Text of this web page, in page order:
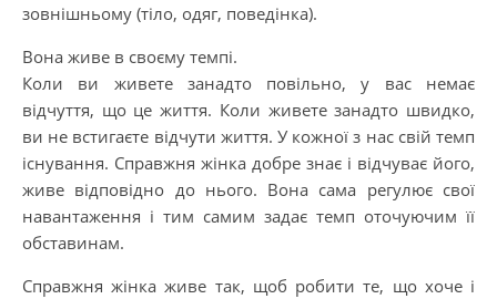
зовнішньому (тіло, одяг, поведінка).
Вона живе в своєму темпі.
Коли ви живете занадто повільно, у вас немає
відчуття, що це життя. Коли живете занадто швидко,
ви не встигаєте відчути життя. У кожної з нас свій темп
існування. Справжня жінка добре знає і відчуває його,
живе відповідно до нього. Вона сама регулює свої
навантаження і тим самим задає темп оточуючим її
обставинам.
Справжня жінка живе так, щоб робити те, що хоче і